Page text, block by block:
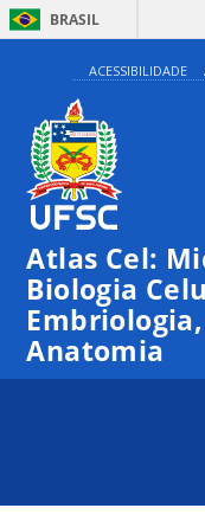
BRASIL
ACESSIBILIDADE
Atlas Cel:
Biologia
Anatomia